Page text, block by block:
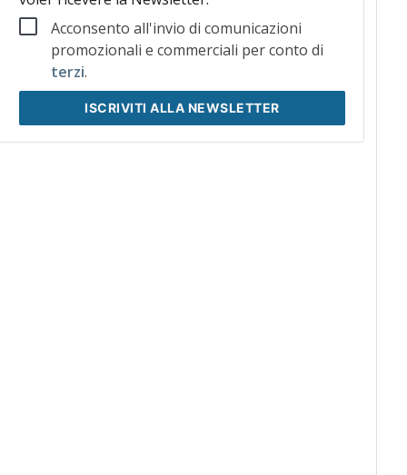
Acconsento all'invio di comunicazioni
promozionali e commerciali per conto di
terzi.
ISCRIVITIALLA NEWSLETTER